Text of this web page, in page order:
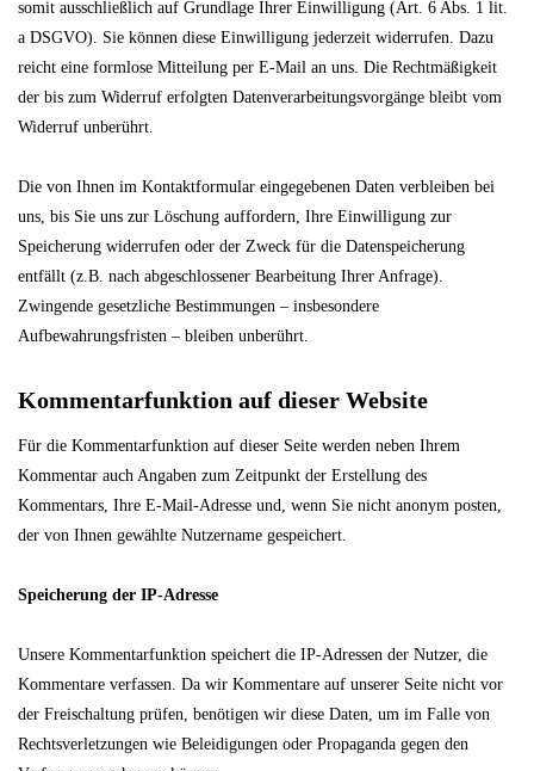
somit ausschließlich auf Grundlage Ihrer Einwilligung (Art. 6 Abs. 1 lit.
a DSGVO). Sie können diese Einwilligung jederzeit widerrufen. Dazu
reicht eine formlose Mitteilung per E-Mail an uns. Die Rechtmäßigkeit
der bis zum Widerruf erfolgten Datenverarbeitungsvorgänge bleibt vom
Widerruf unberührt.
Die von Ihnen im Kontaktformular eingegebenen Daten verbleiben bei
uns, bis Sie uns zur Löschung auffordern, Ihre Einwilligung zur
Speicherung widerrufen oder der Zweck für die Datenspeicherung
entfällt (z.B. nach abgeschlossener Bearbeitung Ihrer Anfrage).
Zwingende gesetzliche Bestimmungen – insbesondere
Aufbewahrungsfristen – bleiben unberührt.
Kommentarfunktion auf dieser Website
Für die Kommentarfunktion auf dieser Seite werden neben Ihrem
Kommentar auch Angaben zum Zeitpunkt der Erstellung des
Kommentars, Ihre E-Mail-Adresse und, wenn Sie nicht anonym posten,
der von Ihnen gewählte Nutzername gespeichert.
Speicherung der IP-Adresse
Unsere Kommentarfunktion speichert die IP-Adressen der Nutzer, die
Kommentare verfassen. Da wir Kommentare auf unserer Seite nicht vor
der Freischaltung prüfen, benötigen wir diese Daten, um im Falle von
Rechtsverletzungen wie Beleidigungen oder Propaganda gegen den